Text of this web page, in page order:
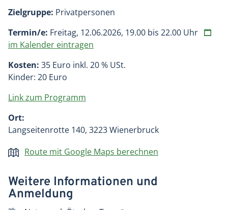
Zielgruppe: Privatpersonen
Termin/e: Freitag, 12.06.2026, 19.00 bis 22.00 Uhr
im Kalender eintragen
Kosten: 35 Euro inkl. 20 % USt.
Kinder: 20 Euro
Link zum Programm
Ort:
Langseitenrotte 140, 3223 Wienerbruck
Route mit Google Maps berechnen
Weitere Informationen und
Anmeldung